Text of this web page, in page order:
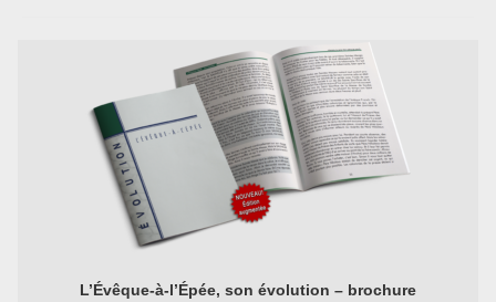
L’Évêque-à-l’Épée, son évolution – brochure